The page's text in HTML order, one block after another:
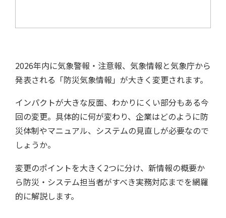
2026年内に気象警報・注意報、気象情報と気象庁から
発表される「防災気象情報」が大きく変更されます。
インパクトが大きな反面、わかりにくい部分もある今
回の変更。具体的に何が変わり、企業はどのように防
災体制やマニュアル、システムの見直しが必要なので
しょうか。
変更のポイントを大きく2つに分け、新情報の概要か
ら防災・システム担当者がすべき実務対応までを網羅
的に解説します。